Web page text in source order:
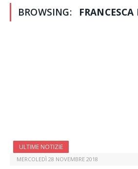
BROWSING:
ULTIME NOTIZIE
MERCOLEDÌ 28 NOVEMBRE 2018